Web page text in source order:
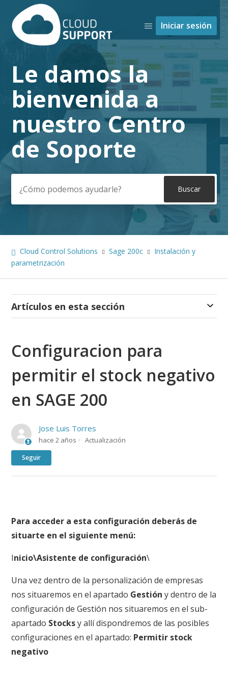
Iniciar sesión
Búsqueda
Le damos la
bienvenida a
nuestro Centro
de Soporte
Cloud Control Solutions Sage 200c
Instalación y
parametrización
Artículos en esta sección
Configuracion para
permitir el stock negativo
en SAGE 200
Jose Luis Torres
hace 2 años Actualización
Seguir
Para acceder a esta configuración deberás de
situarte en el siguiente menú:
Inicio\Asistente de configuración\
Una vez dentro de la personalización de empresas
nos situaremos en el apartado Gestióny dentro de la
configuración de Gestión nos situaremos en el sub-
apartado Stocksy allí dispondremos de las posibles
configuraciones en el apartado: Permitir stock
negativo